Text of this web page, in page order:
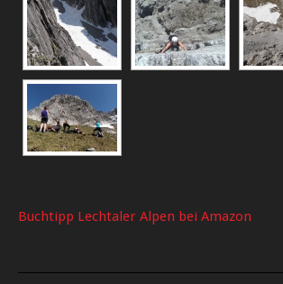
Buchtipp Lechtaler Alpen bei Amazon